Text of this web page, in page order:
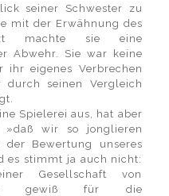
seiner Schwester zu
mit der Erwähnung des
machte sie eine
Abwehr. Sie war keine
ihr eigenes Verbrechen
seinen Vergleich
Spielerei aus, hat aber
»daß wir so jonglieren
der Bewertung unseres
es stimmt ja auch nicht:
Gesellschaft von
gewiß für die